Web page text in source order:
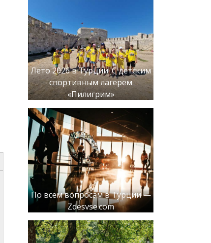
Лето 2026 в Турции! С детским
спортивным лагерем
«Пилигрим»
По всем вопросам в Турции —
Zdesvse.com